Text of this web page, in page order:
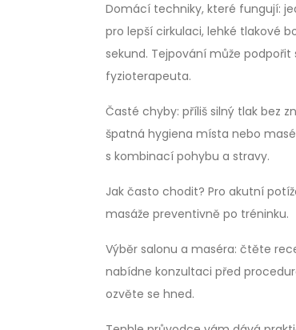
Domácí techniky, které fungují:
pro lepší cirkulaci, lehké tlakové
sekund. Tejpování může
fyzioterapeuta.
Časté chyby: příliš silný tlak bez
špatná hygiena místa nebo
s kombinací pohybu a stravy.
Jak často chodit? Pro akutní
masáže preventivně po tréninku.
Výběr salonu a maséra: čtěte
nabídne konzultaci před
ozvěte se hned.